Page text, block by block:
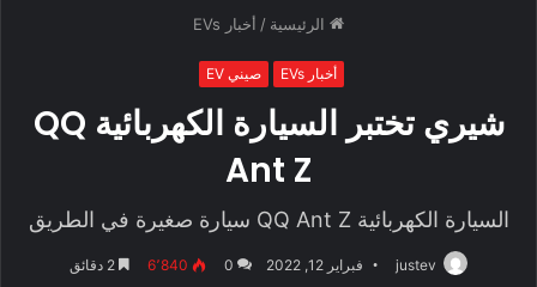
الرئيسية / أخبار EVs
أخبار EVs صيني EV
شيري تختبر السيارة الكهربائية QQ
Ant Z
السيارة الكهربائية QQ Ant Z سيارة صغيرة في الطريق
justev فبراير 12, 2022 0 6٬840